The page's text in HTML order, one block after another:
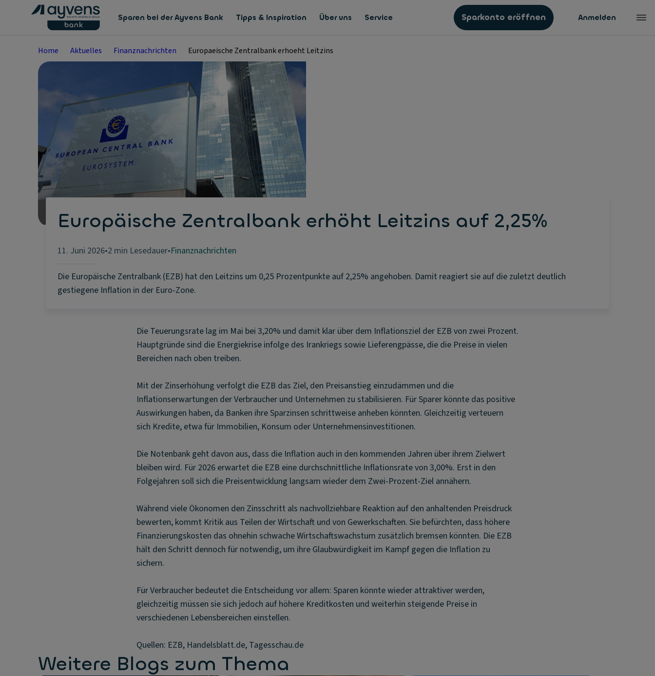
Sparen bei der Ayvens Bank Tipps & Inspiration Über uns Service Sparkonto eröffnen Anmelden
Home Aktuelles Finanznachrichten Europaeische Zentralbank erhoeht Leitzins
Europäische Zentralbank erhöht Leitzins auf 2,25%
11. Juni 2026•2 min Lesedauer•Finanznachrichten
Die Europäische Zentralbank (EZB) hat den Leitzins um 0,25 Prozentpunkte auf 2,25% angehoben. Damit reagiert sie auf die zuletzt deutlich
gestiegene Inflation in der Euro-Zone.
Die Teuerungsrate lag im Mai bei 3,20% und damit klar über dem Inflationsziel der EZB von zwei Prozent.
Hauptgründe sind die Energiekrise infolge des Irankriegs sowie Lieferengpässe, die die Preise in vielen
Bereichen nach oben treiben.
Mit der Zinserhöhung verfolgt die EZB das Ziel, den Preisanstieg einzudämmen und die
Inflationserwartungen der Verbraucher und Unternehmen zu stabilisieren. Für Sparer könnte das positive
Auswirkungen haben, da Banken ihre Sparzinsen schrittweise anheben könnten. Gleichzeitig verteuern
sich Kredite, etwa für Immobilien, Konsum oder Unternehmensinvestitionen.
Die Notenbank geht davon aus, dass die Inflation auch in den kommenden Jahren über ihrem Zielwert
bleiben wird. Für 2026 erwartet die EZB eine durchschnittliche Inflationsrate von 3,00%. Erst in den
Folgejahren soll sich die Preisentwicklung langsam wieder dem Zwei-Prozent-Ziel annähern.
Während viele Ökonomen den Zinsschritt als nachvollziehbare Reaktion auf den anhaltenden Preisdruck
bewerten, kommt Kritik aus Teilen der Wirtschaft und von Gewerkschaften. Sie befürchten, dass höhere
Finanzierungskosten das ohnehin schwache Wirtschaftswachstum zusätzlich bremsen könnten. Die EZB
hält den Schritt dennoch für notwendig, um ihre Glaubwürdigkeit im Kampf gegen die Inflation zu
sichern.
Für Verbraucher bedeutet die Entscheidung vor allem: Sparen könnte wieder attraktiver werden,
gleichzeitig müssen sie sich jedoch auf höhere Kreditkosten und weiterhin steigende Preise in
verschiedenen Lebensbereichen einstellen.
Quellen: EZB, Handelsblatt.de, Tagesschau.de
Weitere Blogs zum Thema